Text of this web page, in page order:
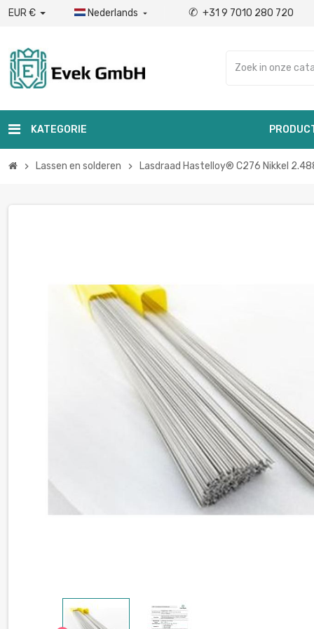
EUR € Nederlands  ✆ +31 9 7010 280 720
KATEGORIE
chevron_right Lassen en solderen chevron_right Lasdraad Hastelloy® C276 Nikkel